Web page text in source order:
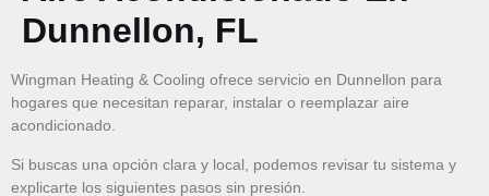
Dunnellon, FL
Wingman Heating & Cooling ofrece servicio en Dunnellon para
hogares que necesitan reparar, instalar o reemplazar aire
acondicionado.
Si buscas una opción clara y local, podemos revisar tu sistema y
explicarte los siguientes pasos sin presión.